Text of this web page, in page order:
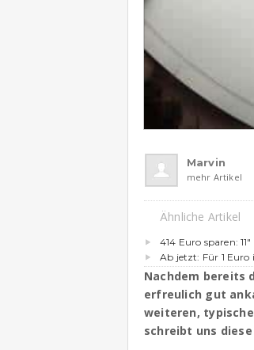
Marvin
mehr Artikel
Ähnliche Artikel
414 Euro sparen:
Ab jetzt: Für 1 Euro
Nachdem bereits
erfreulich gut
weiteren,
schreibt uns